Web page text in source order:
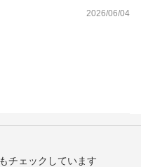
2026/06/04
チェックしています